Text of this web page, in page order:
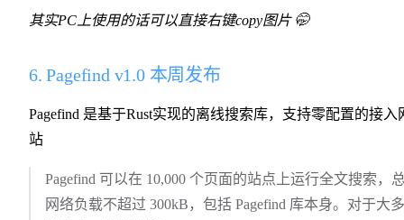
其实PC上使用的话可以直接右键copy图片 🤭
6. Pagefind v1.0 本周发布
Pagefind 是基于Rust实现的离线搜索库，支持零配置的接入
站
Pagefind 可以在 10,000 个页面的站点上运行全文搜索，
网络负载不超过 300kB，包括 Pagefind 库本身。对于大多